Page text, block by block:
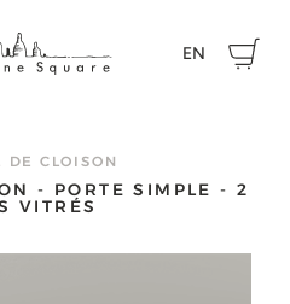
EN
DE CLOISON
- PORTE SIMPLE - 2
VITRÉS
avec nous pour nous faire
une soumission.